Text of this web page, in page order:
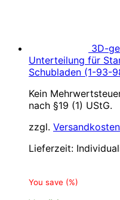
3D-
Unterteilung für
Schubladen (1-93-
Kein
nach §19 (1) UStG.
zzgl. Versandkosten
Lieferzeit:
You save (%)